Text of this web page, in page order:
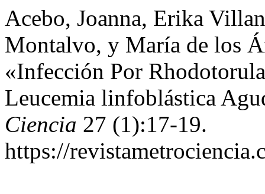
Acebo, Joanna, Erika
Montalvo, y María de los
«Infección Por
Leucemia linfoblástica
Ciencia 27 (1):17-19.
https://